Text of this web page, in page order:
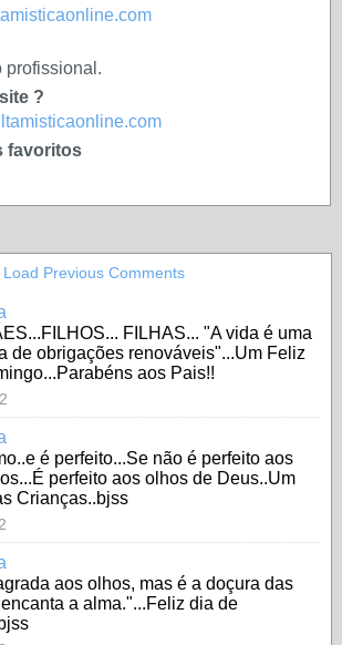
profissional.
?
favoritos
Load Previous Comments
FILHAS... "A vida é uma
de obrigações renováveis"...Um Feliz
aos Pais!!
é perfeito...Se não é perfeito aos
perfeito aos olhos de Deus..Um
Crianças..bjss
aos olhos, mas é a doçura das
a alma."...Feliz dia de